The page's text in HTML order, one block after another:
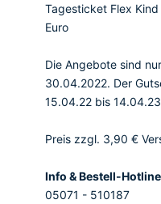
Tagesticket Flex
Euro
Die Angebote sind
30.04.2022. Der
15.04.22 bis 14.04.23
Preis zzgl. 3,90 €
Info & Bestell-Hotline
05071 - 510187